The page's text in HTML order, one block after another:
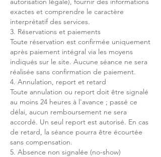
exactes et comprendre le caractère
interprétatif des services.
3. Réservations et paiements
Toute réservation est confirmée uniquement
après paiement intégral via les moyens
indiqués sur le site. Aucune séance ne sera
réalisée sans confirmation de paiement.
4. Annulation, report et retard
Toute annulation ou report doit être signalé
au moins 24 heures à l'avance ; passé ce
délai, aucun remboursement ne sera
accordé. Un seul report est autorisé. En cas
de retard, la séance pourra être écourtée
sans compensation.
5. Absence non signalée (no-show)